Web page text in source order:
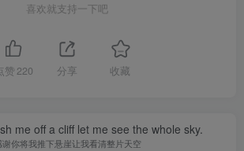
喜欢就支持一下吧
赞 220 分享 收藏
me off a cliff let me see the whole sky.
谢你将我推下悬崖让我看清整片天空